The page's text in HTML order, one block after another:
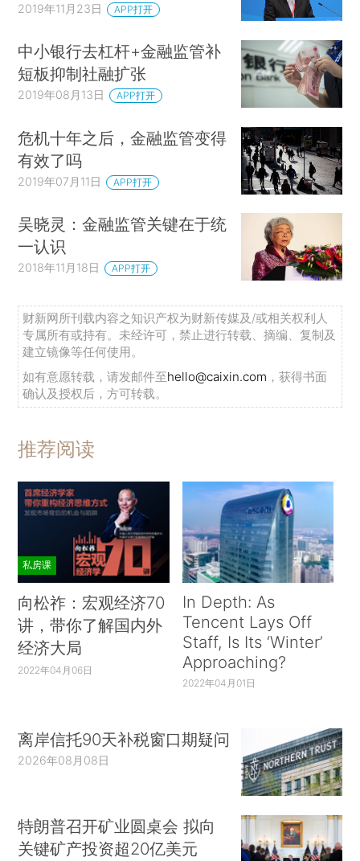
2019年11月23日 APP打开
中小银行去杠杆+金融监管补
短板抑制社融扩张
2019年08月13日 APP打开
危机十年之后，金融监管变得
有效了吗
2019年07月11日 APP打开
吴晓灵：金融监管关键在于统
一认识
2018年11月18日 APP打开
财新网所刊载内容之知识产权为财新传媒及/或相关权利人
专属所有或持有。未经许可，禁止进行转载、摘编、复制及
建立镜像等任何使用。
如有意愿转载，请发邮件至hello@caixin.com ，获得书面
确认及授权后，方可转载。
推荐阅读
私房课
向松祚：宏观经济70
讲，带你了解国内外
经济大局
2022年04月06日
In Depth: As
Tencent Lays Off
Staff, Is Its ‘Winter’
Approaching?
2022年04月01日
离岸信托90天补税窗口期疑问
2026年08月08日
特朗普召开矿业圆桌会 拟向
关键矿产投资超20亿美元